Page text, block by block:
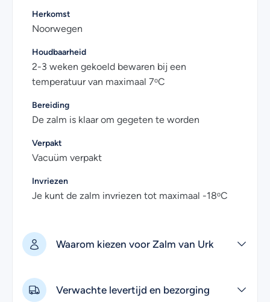
garanderen jou dat de zalm vrij is E-nummers. Bovendien
is onze leverancier gecertificeerd door ASC
(Aquaculture Stewardship Council). Door te kiezen voor
vis met het ASC-keurmerk, weet je zeker dat je
verantwoord gekweekte vis, schaal- en schelpdieren
Herkomst
Noorwegen
Houdbaarheid
2-3 weken gekoeld bewaren bij een
temperatuur van maximaal 7ᵒC
Bereiding
De zalm is klaar om gegeten te worden
Verpakt
Vacuüm verpakt
Invriezen
Je kunt de zalm invriezen tot maximaal -18ᵒC
Waarom kiezen voor Zalm van Urk
Verwachte levertijd en bezorging